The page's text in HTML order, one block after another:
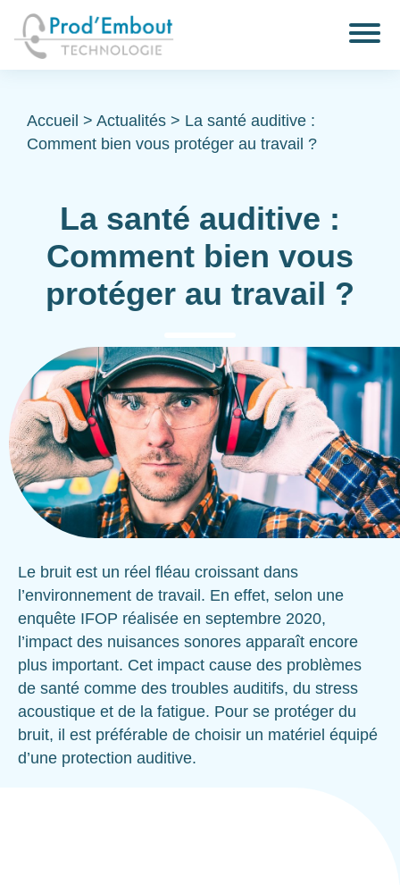
Accueil > Actualités > La santé auditive :
Comment bien vous protéger au travail ?
La santé auditive :
Comment bien vous
protéger au travail ?
Le bruit est un réel fléau croissant dans
l’environnement de travail. En effet, selon une
enquête IFOP réalisée en septembre 2020,
l’impact des nuisances sonores apparaît encore
plus important. Cet impact cause des problèmes
de santé comme des troubles auditifs, du stress
acoustique et de la fatigue. Pour se protéger du
bruit, il est préférable de choisir un matériel équipé
d’une protection auditive.